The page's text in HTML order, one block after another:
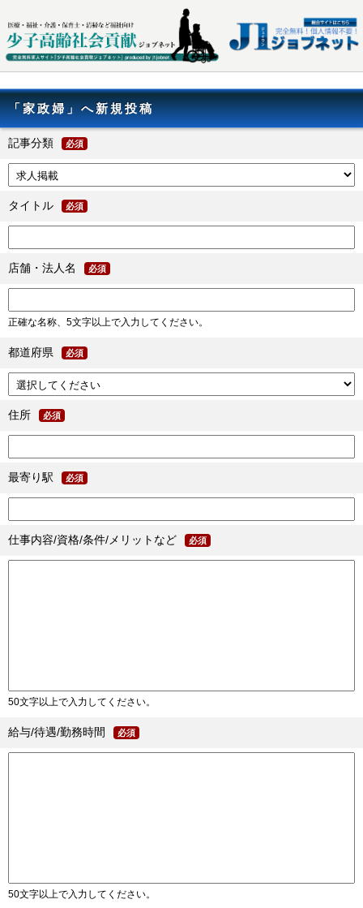
「家政婦」へ新規投稿
記事分類 必須
タイトル 必須
店舗・法人名 必須
正確な名称、5文字以上で入力してください。
都道府県 必須
住所 必須
最寄り駅 必須
仕事内容/資格/条件/メリットなど 必須
50文字以上で入力してください。
給与/待遇/勤務時間 必須
50文字以上で入力してください。